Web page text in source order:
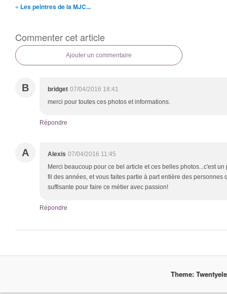
« Les peintres de la MJC...
Commenter cet article
Ajouter un commentaire
B bridget 07/04/2016 18:41
merci pour toutes ces photos et informations.
Répondre
A Alexis 07/04/2016 11:45
Merci beaucoup pour ce bel article et ces belles photos...c'est
fil des années, et vous faites partie à part entière des personnes
suffisante pour faire ce métier avec passion!
Répondre
Theme: